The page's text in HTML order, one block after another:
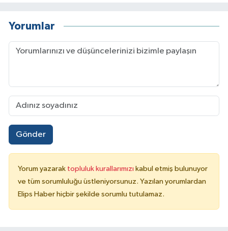
Yorumlar
Gönder
Yorum yazarak topluluk kurallarımızı kabul etmiş bulunuyor
ve tüm sorumluluğu üstleniyorsunuz. Yazılan yorumlardan
Elips Haber hiçbir şekilde sorumlu tutulamaz.